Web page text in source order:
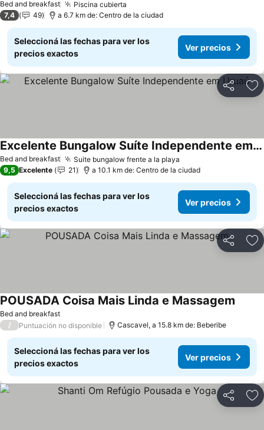
Bed and breakfast Piscina cubierta
7,4 49 a 6.7 km de: Centro de la ciudad
Seleccioná las fechas para ver los
precios exactos
Ver precios
Compartir
Bed and breakfast Suite bungalow frente a la playa
Excelente Bungalow Suíte Independente em Uruaú
9,5 Excelente 21 a 10.1 km de: Centro de la ciudad
Seleccioná las fechas para ver los
precios exactos
Ver precios
Compartir
Bed and breakfast
POUSADA Coisa Mais Linda e Massagem
/ Puntuación no disponible Cascavel, a 15.8 km de: Beberibe
Seleccioná las fechas para ver los
precios exactos
Ver precios
Compartir